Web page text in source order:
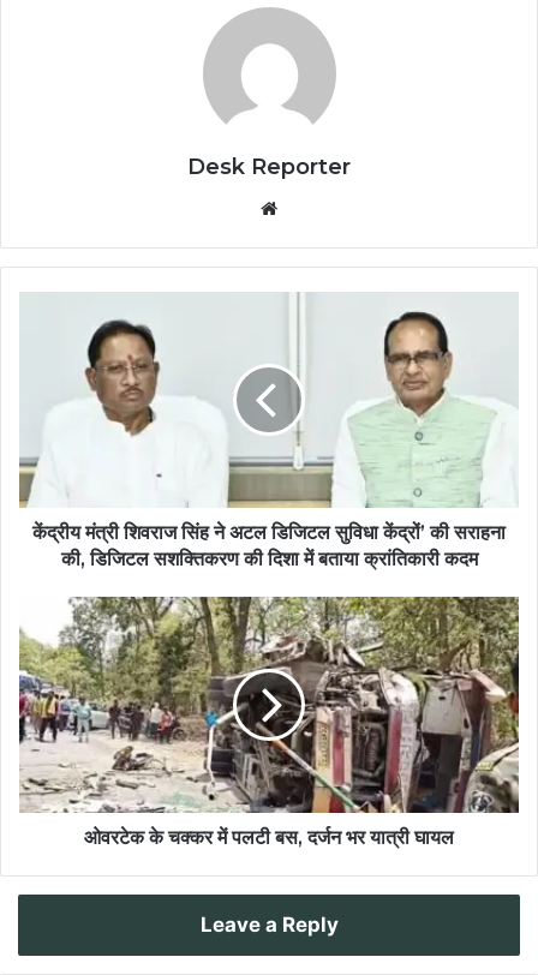
Desk Reporter
केंद्रीय मंत्री शिवराज सिंह ने अटल डिजिटल सुविधा केंद्रों’ की सराहना
की, डिजिटल सशक्तिकरण की दिशा में बताया क्रांतिकारी कदम
ओवरटेक के चक्कर में पलटी बस, दर्जन भर यात्री घायल
Leave a Reply